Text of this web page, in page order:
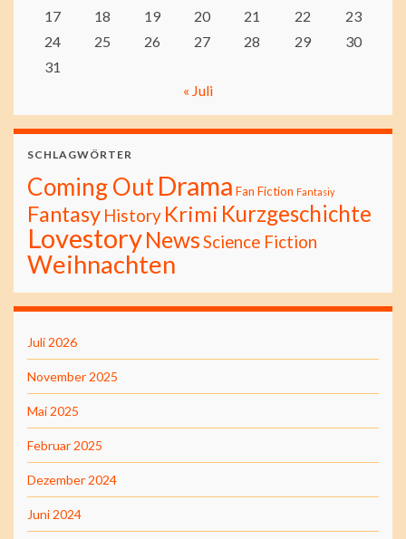
17
18 19 20 21 22
23
24
25 26 27 28 29
30
31
« Juli
SCHLAGWÖRTER
Coming OutDrama Fan Fiction Fantasiy
Fantasy History Krimi Kurzgeschichte
LovestoryNewsScience Fiction
Weihnachten
Juli 2026
November 2025
Mai 2025
Februar 2025
Dezember 2024
Juni 2024